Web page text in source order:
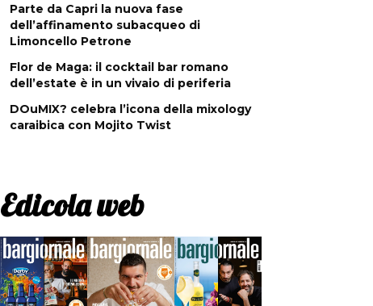
Parte da Capri la nuova fase
dell’affinamento subacqueo di
Limoncello Petrone
Flor de Maga: il cocktail bar romano
dell’estate è in un vivaio di periferia
DOuMIX? celebra l’icona della mixology
caraibica con Mojito Twist
Edicola web